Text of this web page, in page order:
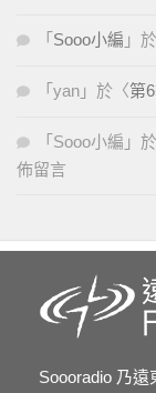
「 Sooo小編 」
「 yan 」於〈第
「 Sooo小編 」
佈留言
Soooradio 乃